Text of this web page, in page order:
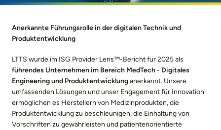
Anerkannte Führungsrolle in der digitalen Technik und
Produktentwicklung
LTTS wurde im ISG Provider Lens™-Bericht für 2025 als
führendes Unternehmen im Bereich MedTech - Digitales
Engineering und Produktentwicklunganerkannt. Unsere
umfassenden Lösungen und unser Engagement für Innovation
ermöglichen es Herstellern von Medizinprodukten, die
Produktentwicklung zu beschleunigen, die Einhaltung von
Vorschriften zu gewährleisten und patientenorientierte